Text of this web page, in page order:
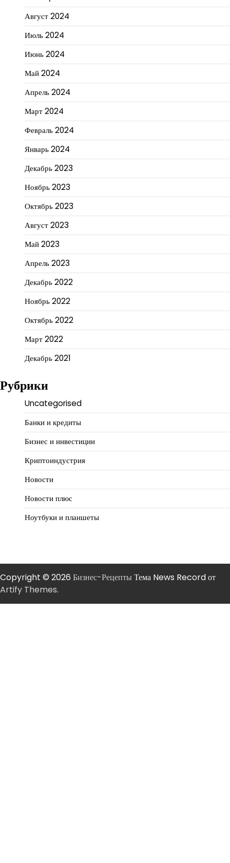
Август 2024
Июль 2024
Июнь 2024
Май 2024
Апрель 2024
Март 2024
Февраль 2024
Январь 2024
Декабрь 2023
Ноябрь 2023
Октябрь 2023
Август 2023
Май 2023
Апрель 2023
Декабрь 2022
Ноябрь 2022
Октябрь 2022
Март 2022
Декабрь 2021
Рубрики
Uncategorised
Банки и кредиты
Бизнес и инвестиции
Криптоиндустрия
Новости
Новости плюс
Ноутбуки и планшеты
Copyright © 2026 Бизнес-РецептыТема News Record от
Artify Themes.